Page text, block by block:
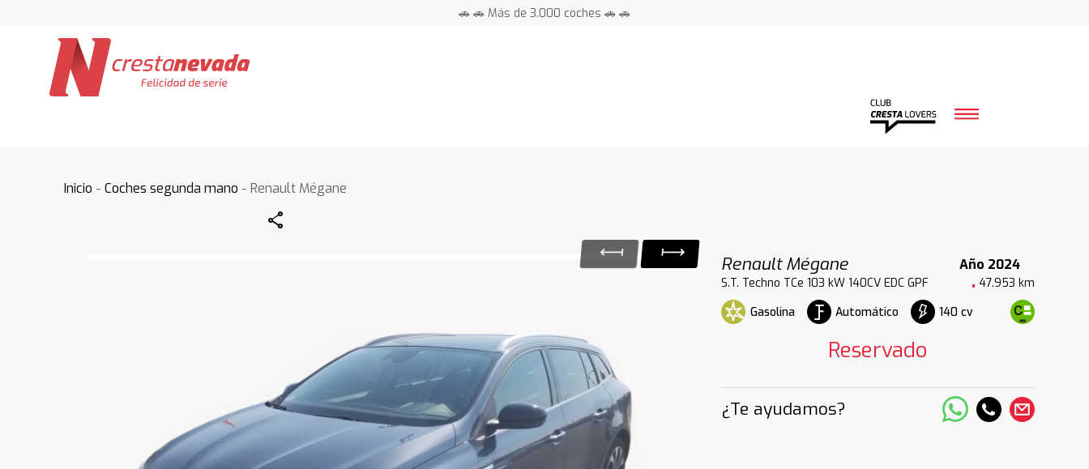
🚗 🚗 Más de 3.000 coches 🚗 🚗
Inicio -Coches segunda mano - Renault Mégane
Share
Renault Mégane
Año 2024
S.T. Techno TCe 103 kW 140CV EDC GPF
47.953 km
Gasolina
Automático 140 cv
Reservado
¿Te ayudamos?